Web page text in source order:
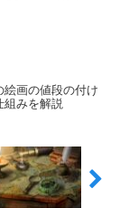
画の値段の付け
組みを解説